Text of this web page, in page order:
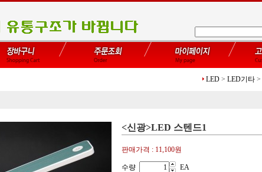
LED > LED기타 >
<신광>LED 스텐드1
판매가격 : 11,100원
수량 EA